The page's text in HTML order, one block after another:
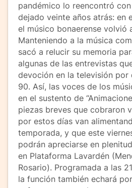
pandémico lo reencontró
dejado veinte años atrás: en
el músico bonaerense volvió
Manteniendo a la música
sacó a relucir su memoria
algunas de las entrevistas
devoción en la televisión por
90. Así, las voces de los
en el sustento de
piezas breves que cobraron
por estos días van
temporada, y que este
podrán apreciarse en
en Plataforma Lavardén
Rosario). Programada a las
la función también echará